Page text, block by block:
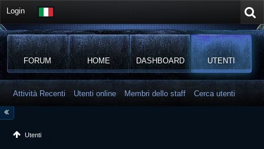
Login
FORUM HOME DASHBOARD UTENTI
Attività Recenti Utenti online Membri dello staff Cerca utenti
Utenti